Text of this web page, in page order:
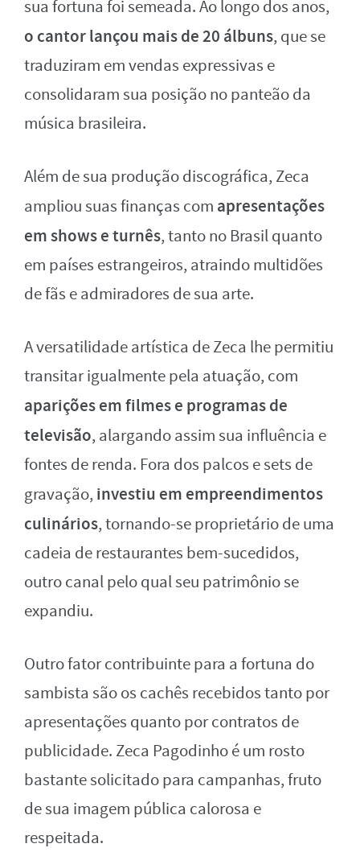
sua fortuna foi semeada. Ao longo dos anos,
o cantor lançou mais de 20 álbuns, que se
traduziram em vendas expressivas e
consolidaram sua posição no panteão da
música brasileira.
Além de sua produção discográfica, Zeca
ampliou suas finanças com apresentações
em shows e turnês, tanto no Brasil quanto
em países estrangeiros, atraindo multidões
de fãs e admiradores de sua arte.
A versatilidade artística de Zeca lhe permitiu
transitar igualmente pela atuação, com
aparições em filmes e programas de
televisão, alargando assim sua influência e
fontes de renda. Fora dos palcos e sets de
gravação, investiu em empreendimentos
culinários, tornando-se proprietário de uma
cadeia de restaurantes bem-sucedidos,
outro canal pelo qual seu patrimônio se
expandiu.
Outro fator contribuinte para a fortuna do
sambista são os cachês recebidos tanto por
apresentações quanto por contratos de
publicidade. Zeca Pagodinho é um rosto
bastante solicitado para campanhas, fruto
de sua imagem pública calorosa e
respeitada.